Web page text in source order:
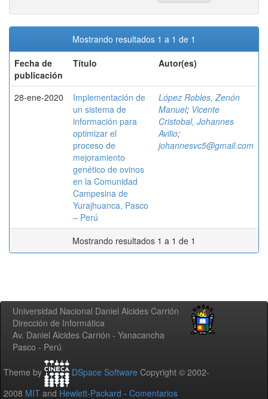
Mostrando resultados 1 a 1 de 1
Fecha de
publicación
Título Autor(es)
28-ene-2020
Implementación de
un sistema de
información para
optimizar el
proceso de
mejoramiento
genético de ovinos
en la Comunidad
Campesina de
Yurajhuanca, Pasco
– Perú
López Robles, Zenón
Manuel; Vicente
Cristobal, Johannes
Avilio;
johannesvc5@gmail.com
Mostrando resultados 1 a 1 de 1
Universidad Nacional Daniel Alcides Carrión
Dirección de Informática
Av. Daniel Alcides Carrión - Yanacancha
Pasco - Perú
Theme by DSpace Software Copyright © 2002-
2008 MIT and Hewlett-Packard - Comentarios